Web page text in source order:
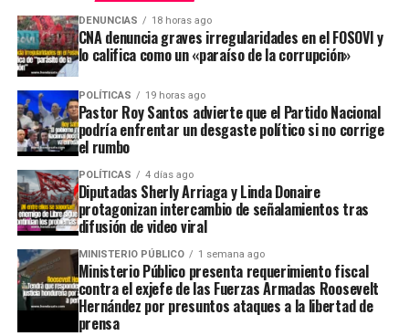
DENUNCIAS 18 horas ago
CNA denuncia graves irregularidades en el FOSOVI y
lo califica como un «paraíso de la corrupción»
POLÍTICAS 19 horas ago
Pastor Roy Santos advierte que el Partido Nacional
podría enfrentar un desgaste político si no corrige
el rumbo
POLÍTICAS 4 días ago
Diputadas Sherly Arriaga y Linda Donaire
protagonizan intercambio de señalamientos tras
difusión de video viral
MINISTERIO PÚBLICO 1 semana ago
Ministerio Público presenta requerimiento fiscal
contra el exjefe de las Fuerzas Armadas Roosevelt
Hernández por presuntos ataques a la libertad de
prensa